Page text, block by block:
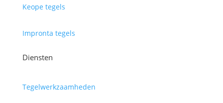
Keope tegels
Impronta tegels
Diensten
Tegelwerkzaamheden